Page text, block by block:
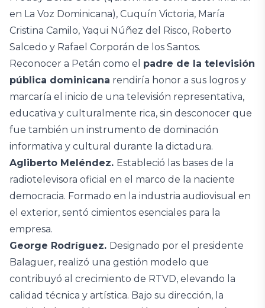
en La Voz Dominicana), Cuquín Victoria, María
Cristina Camilo, Yaqui Núñez del Risco, Roberto
Salcedo y Rafael Corporán de los Santos.
Reconocer a Petán como el padre de la televisión
pública dominicana rendiría honor a sus logros y
marcaría el inicio de una televisión representativa,
educativa y culturalmente rica, sin desconocer que
fue también un instrumento de dominación
informativa y cultural durante la dictadura.
Agliberto Meléndez. Estableció las bases de la
radiotelevisora oficial en el marco de la naciente
democracia. Formado en la industria audiovisual en
el exterior, sentó cimientos esenciales para la
empresa.
George Rodríguez. Designado por el presidente
Balaguer, realizó una gestión modelo que
contribuyó al crecimiento de RTVD, elevando la
calidad técnica y artística. Bajo su dirección, la